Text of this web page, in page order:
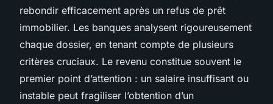
rebondir efficacement après un refus de prêt
immobilier. Les banques analysent rigoureusement
chaque dossier, en tenant compte de plusieurs
critères cruciaux. Le revenu constitue souvent le
premier point d’attention : un salaire insuffisant ou
instable peut fragiliser l’obtention d’un